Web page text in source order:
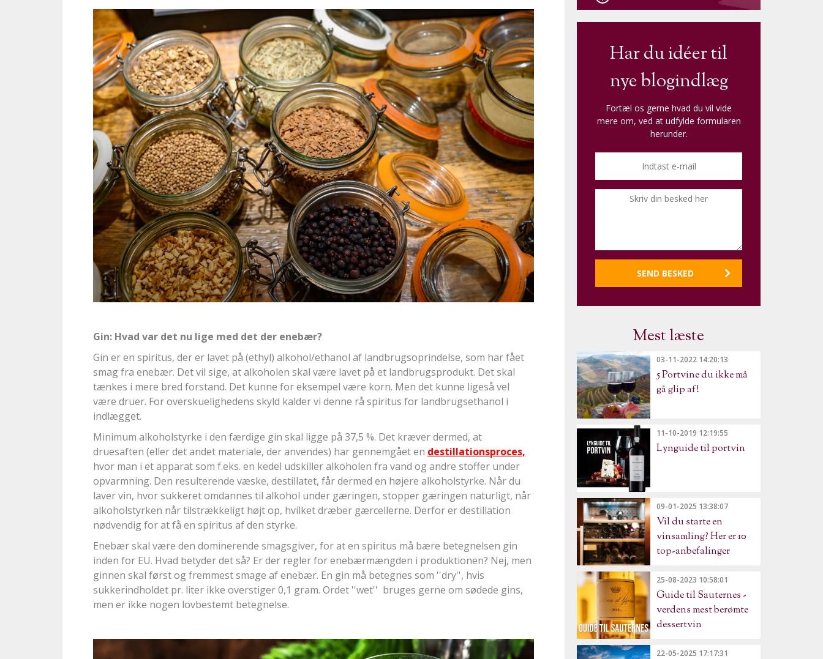
Gin: Hvad var det nu lige med det der enebær?
Gin er en spiritus, der er lavet på (ethyl) alkohol/ethanol af landbrugsoprindelse, som har fået
smag fra enebær. Det vil sige, at alkoholen skal være lavet på et landbrugsprodukt. Det skal
tænkes i mere bred forstand. Det kunne for eksempel være korn. Men det kunne ligeså vel
være druer. For overskuelighedens skyld kalder vi denne rå spiritus for landbrugsethanol i
indlægget.
Minimum alkoholstyrke i den færdige gin skal ligge på 37,5 %. Det kræver dermed, at
druesaften (eller det andet materiale, der anvendes) har gennemgået en destillationsproces,
hvor man i et apparat som f.eks. en kedel udskiller alkoholen fra vand og andre stoffer under
opvarmning. Den resulterende væske, destillatet, får dermed en højere alkoholstyrke. Når du
laver vin, hvor sukkeret omdannes til alkohol under gæringen, stopper gæringen naturligt, når
alkoholstyrken når tilstrækkeligt højt op, hvilket dræber gærcellerne. Derfor er destillation
nødvendig for at få en spiritus af den styrke.
Enebær skal være den dominerende smagsgiver, for at en spiritus må bære betegnelsen gin
inden for EU. Hvad betyder det så? Er der regler for enebærmængden i produktionen? Nej, men
ginnen skal først og fremmest smage af enebær. En gin må betegnes som ''dry'', hvis
sukkerindholdet pr. liter ikke overstiger 0,1 gram. Ordet ''wet'' bruges gerne om sødede gins,
men er ikke nogen lovbestemt betegnelse.
Har du idéer til
nye blogindlæg
Fortæl os gerne hvad du vil vide
mere om, ved at udfylde formularen
herunder.
Mest læste
03-11-2022 14:20:13
5 Portvine du ikke må
gå glip af!
11-10-2019 12:19:55
Lynguide til portvin
09-01-2025 13:38:07
Vil du starte en
vinsamling? Her er 10
top-anbefalinger
25-08-2023 10:58:01
Guide til Sauternes -
verdens mest berømte
dessertvin
22-05-2025 17:17:31